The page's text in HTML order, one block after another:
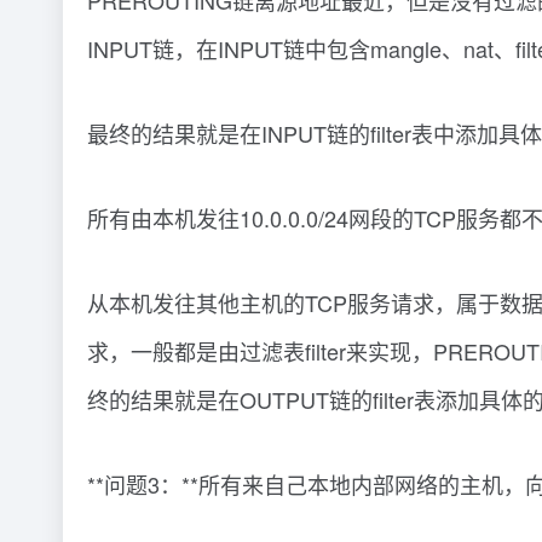
INPUT链，在INPUT链中包含mangle、nat、
最终的结果就是在INPUT链的filter表中添加具
所有由本机发往10.0.0.0/24网段的TCP服务都
从本机发往其他主机的TCP服务请求，属于数
求，一般都是由过滤表filter来实现，
终的结果就是在OUTPUT链的filter表添加具体
**问题3：**所有来自己本地内部网络的主机，